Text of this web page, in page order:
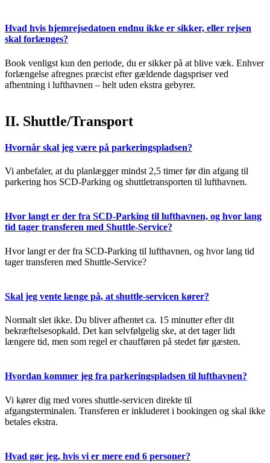
Hvad hvis hjemrejsedatoen endnu ikke er sikker, eller rejsen
skal forlænges?
Book venligst kun den periode, du er sikker på at blive væk. Enhver
forlængelse afregnes præcist efter gældende dagspriser ved
afhentning i lufthavnen – helt uden ekstra gebyrer.
II. Shuttle/Transport
Hvornår skal jeg være på parkeringspladsen?
Vi anbefaler, at du planlægger mindst 2,5 timer før din afgang til
parkering hos SCD-Parking og shuttletransporten til lufthavnen.
Hvor langt er der fra SCD-Parking til lufthavnen, og hvor lang
tid tager transferen med Shuttle-Service?
Hvor langt er der fra SCD-Parking til lufthavnen, og hvor lang tid
tager transferen med Shuttle-Service?
Skal jeg vente længe på, at shuttle-servicen kører?
Normalt slet ikke. Du bliver afhentet ca. 15 minutter efter dit
bekræftelsesopkald. Det kan selvfølgelig ske, at det tager lidt
længere tid, men som regel er chaufføren på stedet før gæsten.
Hvordan kommer jeg fra parkeringspladsen til lufthavnen?
Vi kører dig med vores shuttle-servicen direkte til
afgangsterminalen. Transferen er inkluderet i bookingen og skal ikke
betales ekstra.
Hvad gør jeg, hvis vi er mere end 6 personer?